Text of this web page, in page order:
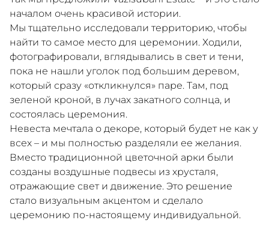
началом очень красивой истории.
Мы тщательно исследовали территорию, чтобы
найти то самое место для церемонии. Ходили,
фотографировали, вглядывались в свет и тени,
пока не нашли уголок под большим деревом,
который сразу «откликнулся» паре. Там, под
зеленой кроной, в лучах закатного солнца, и
состоялась церемония.
Невеста мечтала о декоре, который будет не как у
всех – и мы полностью разделяли ее желания.
Вместо традиционной цветочной арки были
созданы воздушные подвесы из хрусталя,
отражающие свет и движение. Это решение
стало визуальным акцентом и сделало
церемонию по-настоящему индивидуальной.